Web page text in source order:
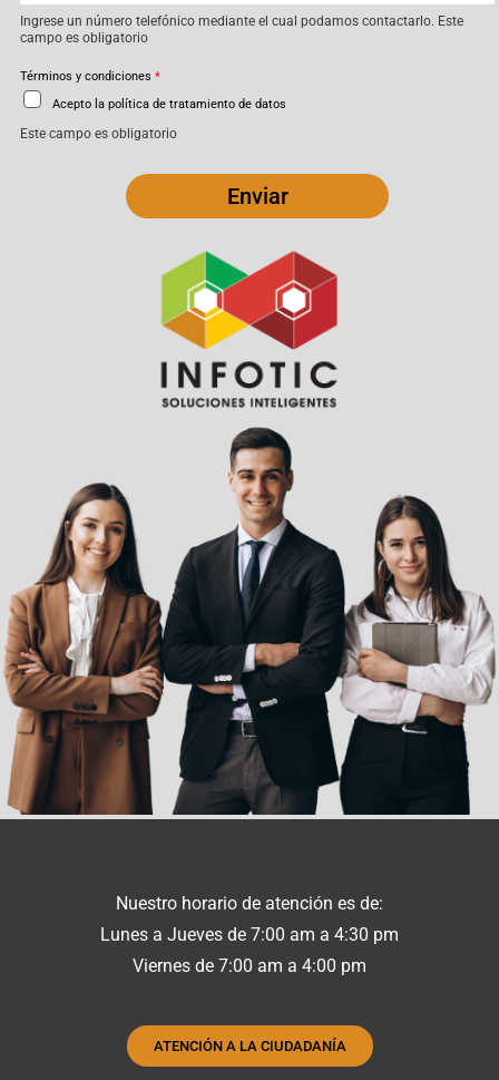
Ingrese un número telefónico mediante el cual podamos contactarlo. Este
campo es obligatorio
Términos y condiciones *
Acepto la política de tratamiento de datos
Este campo es obligatorio
Enviar
Nuestro horario de atención es de:
Lunes a Jueves de 7:00 am a 4:30 pm
Viernes de 7:00 am a 4:00 pm
ATENCIÓN A LA CIUDADANÍA